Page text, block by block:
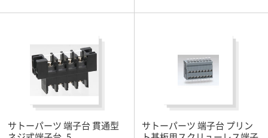
サトーパーツ 端子台 貫通型
サトーパーツ 端子台 プリン